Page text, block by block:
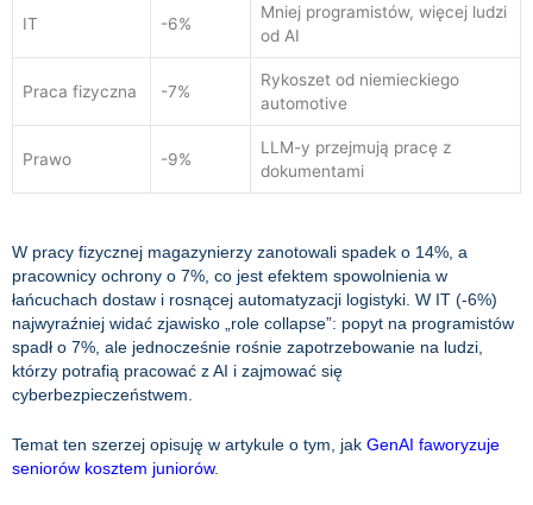
IT -6%
Mniej programistów, więcej ludzi
od AI
Praca fizyczna -7%
Rykoszet od niemieckiego
automotive
Prawo -9%
LLM-y przejmują pracę z
dokumentami
W pracy fizycznej magazynierzy zanotowali spadek o 14%, a
pracownicy ochrony o 7%, co jest efektem spowolnienia w
łańcuchach dostaw i rosnącej automatyzacji logistyki. W IT (-6%)
najwyraźniej widać zjawisko „role collapse”: popyt na programistów
spadł o 7%, ale jednocześnie rośnie zapotrzebowanie na ludzi,
którzy potrafią pracować z AI i zajmować się
cyberbezpieczeństwem.
Temat ten szerzej opisuję w artykule o tym, jak GenAI faworyzuje
seniorów kosztem juniorów.